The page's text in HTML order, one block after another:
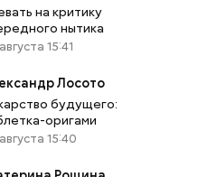
на критику
нытика
15:41
Лосото
будущего:
оригами
15:40